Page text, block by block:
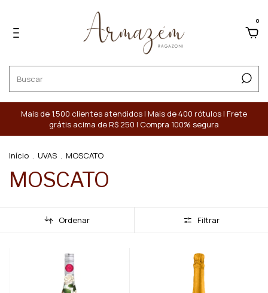
0
Mais de 1.500 clientes atendidos | Mais de 400 rótulos | Frete
grátis acima de R$ 250 | Compra 100% segura
Início . UVAS . MOSCATO
MOSCATO
Ordenar Filtrar